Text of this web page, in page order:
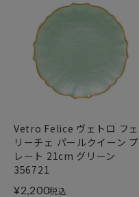
Vetro Felice ヴェトロ フェ
リーチェ パールクイーン プ
レート 21cm グリーン
356721
¥2,200税込